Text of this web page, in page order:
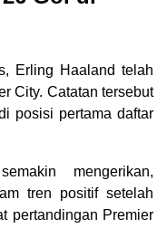
Erling Haaland telah
City. Catatan tersebut
posisi pertama daftar
mengerikan,
tren positif setelah
pertandingan Premier